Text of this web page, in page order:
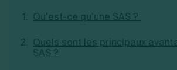
Toutes les modifications
Je souhaite être accompagné
Création d'EURL
Création de SARL
Création de SAS
Qu’est-ce qu’une SAS ?
Quels sont les principaux
SAS ?